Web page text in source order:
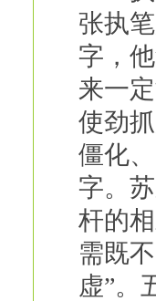
张执
字，
来一
使劲
僵化
字。
杆的
需既
虚”。